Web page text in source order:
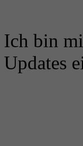
Ich bin
Updates